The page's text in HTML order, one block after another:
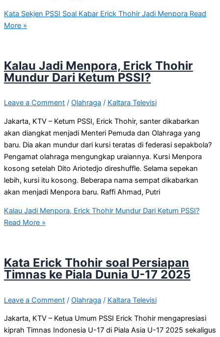
Kata Sekjen PSSI Soal Kabar Erick Thohir Jadi Menpora Read
More »
Kalau Jadi Menpora, Erick Thohir
Mundur Dari Ketum PSSI?
Leave a Comment / Olahraga / Kaltara Televisi
Jakarta, KTV – Ketum PSSI, Erick Thohir, santer dikabarkan
akan diangkat menjadi Menteri Pemuda dan Olahraga yang
baru. Dia akan mundur dari kursi teratas di federasi sepakbola?
Pengamat olahraga mengungkap uraiannya. Kursi Menpora
kosong setelah Dito Ariotedjo direshuffle. Selama sepekan
lebih, kursi itu kosong. Beberapa nama sempat dikabarkan
akan menjadi Menpora baru. Raffi Ahmad, Putri
Kalau Jadi Menpora, Erick Thohir Mundur Dari Ketum PSSI?
Read More »
Kata Erick Thohir soal Persiapan
Timnas ke Piala Dunia U-17 2025
Leave a Comment / Olahraga / Kaltara Televisi
Jakarta, KTV – Ketua Umum PSSI Erick Thohir mengapresiasi
kiprah Timnas Indonesia U-17 di Piala Asia U-17 2025 sekaligus